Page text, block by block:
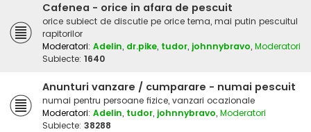
Cafenea - orice in afara de pescuit
orice subiect de discutie pe orice tema, mai putin pescuitul
rapitorilor
Moderatori: Adelin, dr.pike, tudor, johnnybravo, Moderatori
Subiecte: 1640
Anunturi vanzare / cumparare - numai pescuit
numai pentru persoane fizice, vanzari ocazionale
Moderatori: Adelin, tudor, johnnybravo, Moderatori
Subiecte: 38288